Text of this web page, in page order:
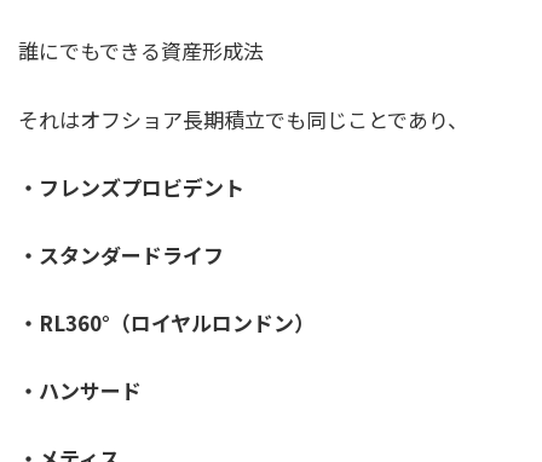
誰にでもできる資産形成法
それはオフショア長期積立でも同じことであり、
・フレンズプロビデント
・スタンダードライフ
・RL360°（ロイヤルロンドン）
・ハンサード